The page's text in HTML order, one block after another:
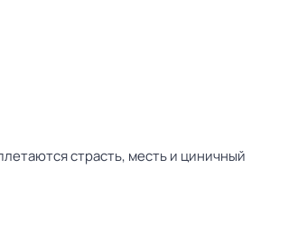
страсть, месть и циничный